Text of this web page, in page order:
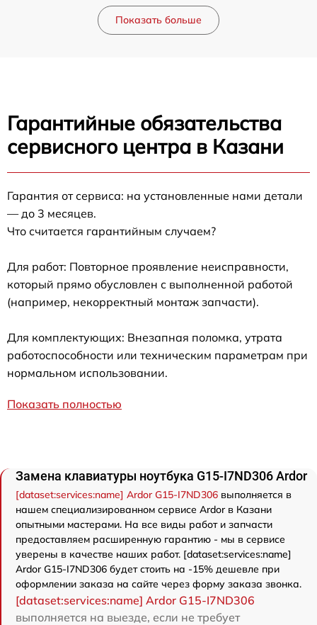
Показать больше
Гарантийные обязательства
сервисного центра в Казани
Гарантия от сервиса: на установленные нами детали
— до 3 месяцев.
Что считается гарантийным случаем?
Для работ: Повторное проявление неисправности,
который прямо обусловлен с выполненной работой
(например, некорректный монтаж запчасти).
Для комплектующих: Внезапная поломка, утрата
работоспособности или техническим параметрам при
нормальном использовании.
Показать полностью
Замена клавиатуры ноутбука G15-I7ND306 Ardor
[dataset:services:name] Ardor G15-I7ND306 выполняется в
нашем специализированном сервисе Ardor в Казани
опытными мастерами. На все виды работ и запчасти
предоставляем расширенную гарантию - мы в сервисе
уверены в качестве наших работ. [dataset:services:name]
Ardor G15-I7ND306 будет стоить на -15% дешевле при
оформлении заказа на сайте через форму заказа звонка.
[dataset:services:name] Ardor G15-I7ND306
выполняется на выезде, если не требует